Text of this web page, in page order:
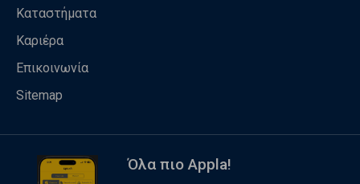
Καταστήματα
Καριέρα
Επικοινωνία
Sitemap
Όλα πιο Appla!